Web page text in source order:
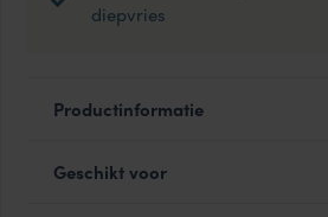
diepvries
Productinformatie
Geschikt voor